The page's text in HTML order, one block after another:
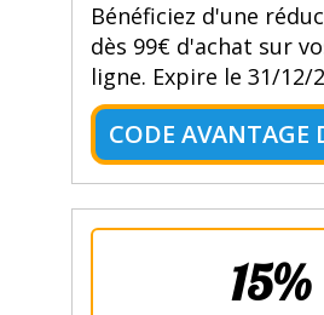
Bénéficiez d'une
dès 99€ d'achat sur
ligne. Expire le 31/12/
CODE AVANTAGE
15%